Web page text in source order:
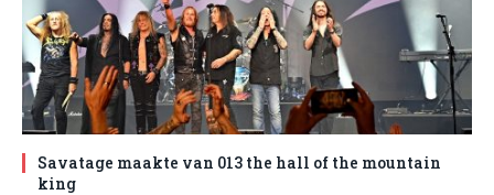
Savatage maakte van 013 the hall of the mountain
king